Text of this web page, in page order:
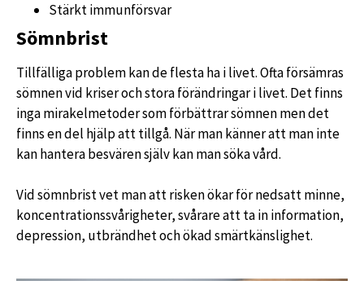
Stärkt immunförsvar
Sömnbrist
Tillfälliga problem kan de flesta ha i livet. Ofta försämras
sömnen vid kriser och stora förändringar i livet. Det finns
inga mirakelmetoder som förbättrar sömnen men det
finns en del hjälp att tillgå. När man känner att man inte
kan hantera besvären själv kan man söka vård.
Vid sömnbrist vet man att risken ökar för nedsatt minne,
koncentrationssvårigheter, svårare att ta in information,
depression, utbrändhet och ökad smärtkänslighet.